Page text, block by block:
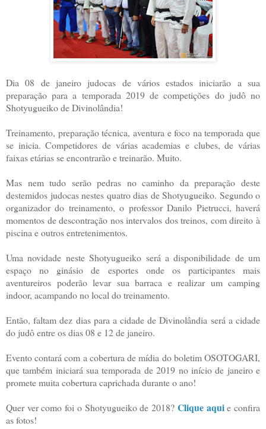
Dia 08 de janeiro judocas de vários estados iniciarão a sua
preparação para a temporada 2019 de competições do judô no
Shotyugueiko de Divinolândia!
Treinamento, preparação técnica, aventura e foco na temporada que
se inicia. Competidores de várias academias e clubes, de várias
faixas etárias se encontrarão e treinarão. Muito.
Mas nem tudo serão pedras no caminho da preparação deste
destemidos judocas nestes quatro dias de Shotyugueiko. Segundo o
organizador do treinamento, o professor Danilo Pietrucci, haverá
momentos de descontração nos intervalos dos treinos, com direito à
piscina e outros entretenimentos.
Uma novidade neste Shotyugueiko será a disponibilidade de um
espaço no ginásio de esportes onde os participantes mais
aventureiros poderão levar sua barraca e realizar um camping
indoor, acampando no local do treinamento.
Então, faltam dez dias para a cidade de Divinolândia será a cidade
do judô entre os dias 08 e 12 de janeiro.
Evento contará com a cobertura de mídia do boletim OSOTOGARI,
que também iniciará sua temporada de 2019 no início de janeiro e
promete muita cobertura caprichada durante o ano!
Quer ver como foi o Shotyugueiko de 2018? Clique aquie confira
as fotos!